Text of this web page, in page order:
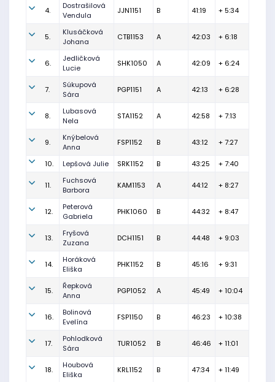
4.
Dostrašilová
Vendula
JJN1151 B 41:19 + 5:34
5.
Klusáčková
Johana
CTB1153 A 42:03 + 6:18
6.
Jedličková
Lucie
SHK1050 A 42:09 + 6:24
7.
Súkupová
Sára
PGP1151 A 42:13 + 6:28
8.
Lubasová
Nela
STA1152 A 42:58 + 7:13
9.
Knýbelová
Anna
FSP1152 B 43:12 + 7:27
10. Lepšová Julie SRK1152 B 43:25 + 7:40
11.
Fuchsová
Barbora
KAM1153 A 44:12 + 8:27
12.
Peterová
Gabriela
PHK1060 B 44:32 + 8:47
13.
Fryšová
Zuzana
DCH1151 B 44:48 + 9:03
14.
Horáková
Eliška
PHK1152 B 45:16 + 9:31
15.
Řepková
Anna
PGP1052 A 45:49 + 10:04
16.
Bolinová
Evelína
FSP1150 B 46:23 + 10:38
17.
Pohlodková
Sára
TUR1052 B 46:46 + 11:01
18.
Houbová
Eliška
KRL1152 B 47:34 + 11:49